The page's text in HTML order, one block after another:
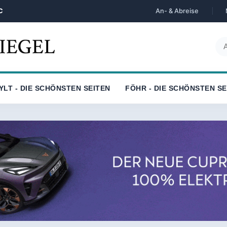
An- & Abreise
- DIE SCHÖNSTEN SEITEN FÖHR - DIE SCHÖNSTEN